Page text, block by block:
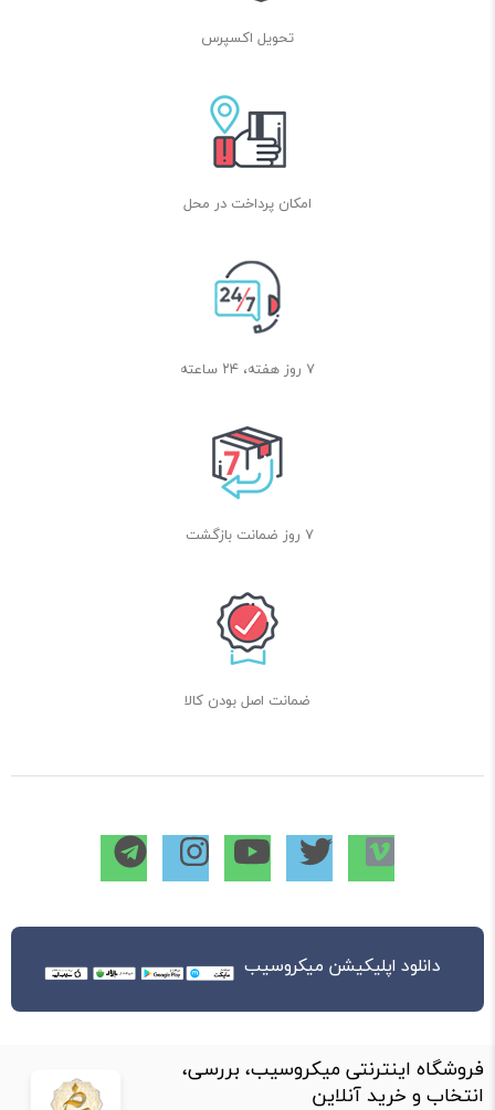
تحویل اکسپرس
امکان پرداخت در محل
۷ روز هفته، ۲۴ ساعته
7 روز ضمانت بازگشت
ضمانت اصل بودن کالا
دانلود اپلیکیشن میکروسیب
فروشگاه اینترنتی میکروسیب، بررسی،
انتخاب و خرید آنلاین